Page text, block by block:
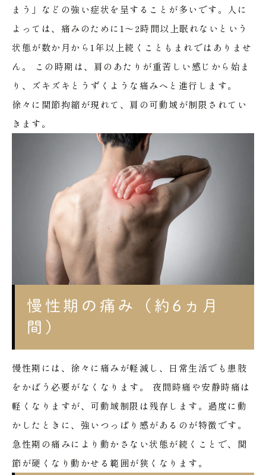
まう」などの強い症状を呈することが多いです。人に
よっては、痛みのために1〜2時間以上眠れないという
状態が数か月から1年以上続くこともまれではありませ
ん。
この時期は、肩のあたりが重苦しい感じから始ま
り、ズキズキとうずくような痛みへと進行します。
徐々に関節拘縮が現れて、肩の可動域が制限されてい
きます。
慢性期の痛み（約6ヵ月
間）
慢性期には、徐々に痛みが軽減し、日常生活でも患肢
をかばう必要がなくなります。
夜間時痛や安静時痛は
軽くなりますが、可動域制限は残存します。過度に動
かしたときに、強いつっぱり感があるのが特徴です。
急性期の痛みにより動かさない状態が続くことで、関
節が硬くなり動かせる範囲が狭くなります。